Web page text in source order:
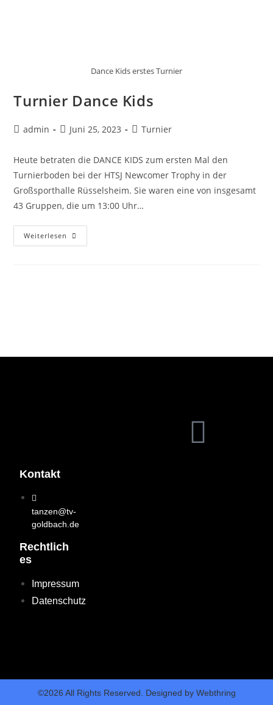
Dance Kids erstes Turnier
Turnier Dance Kids
admin Juni 25, 2023 Turnier
Heute betraten die DANCE KIDS zum ersten Mal den
Turnierboden bei der HTSJ Newcomer Trophy in der
Großsporthalle Rüsselsheim. Sie waren eine von insgesamt
43 Gruppen, die um 13:00 Uhr…
Weiterlesen
Kontakt
tanzen@tv-
goldbach.de
Rechtlich
Es
Impressum
Datenschutz
©2026 All Rights Reserved. Designed by Webthring